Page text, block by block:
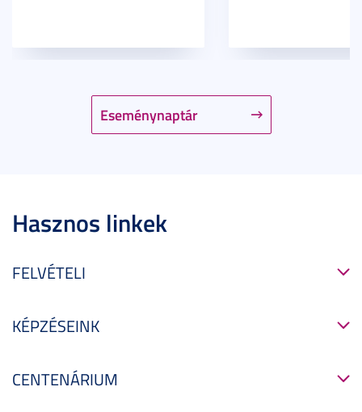
Eseménynaptár
Hasznos linkek
FELVÉTELI
KÉPZÉSEINK
CENTENÁRIUM